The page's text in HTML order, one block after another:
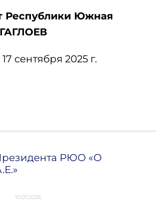
Республики Южная
сентября 2025 г.
РЮО «О
10.07.2026